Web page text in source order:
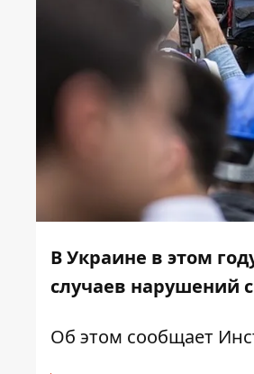
В Украине в этом
случаев нарушений
Об этом сообщает